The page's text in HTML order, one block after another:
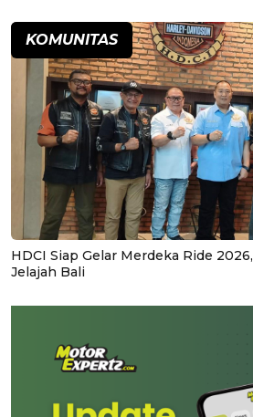
KOMUNITAS
HDCI Siap Gelar Merdeka Ride
Jelajah Bali